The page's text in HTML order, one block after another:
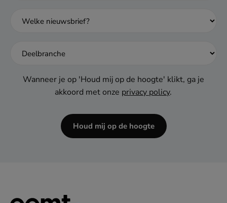
MM
Wanneer je op 'Houd mij op de hoogte' klikt, ga je
akkoord met onze privacy policy.
Houd mij op de hoogte